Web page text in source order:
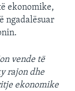
ekonomike,
ngadalësuar
vende të
rajon dhe
ekonomike